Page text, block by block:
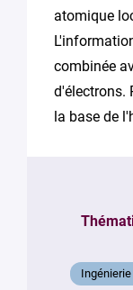
atomique
combinée
d'électrons.
la base de